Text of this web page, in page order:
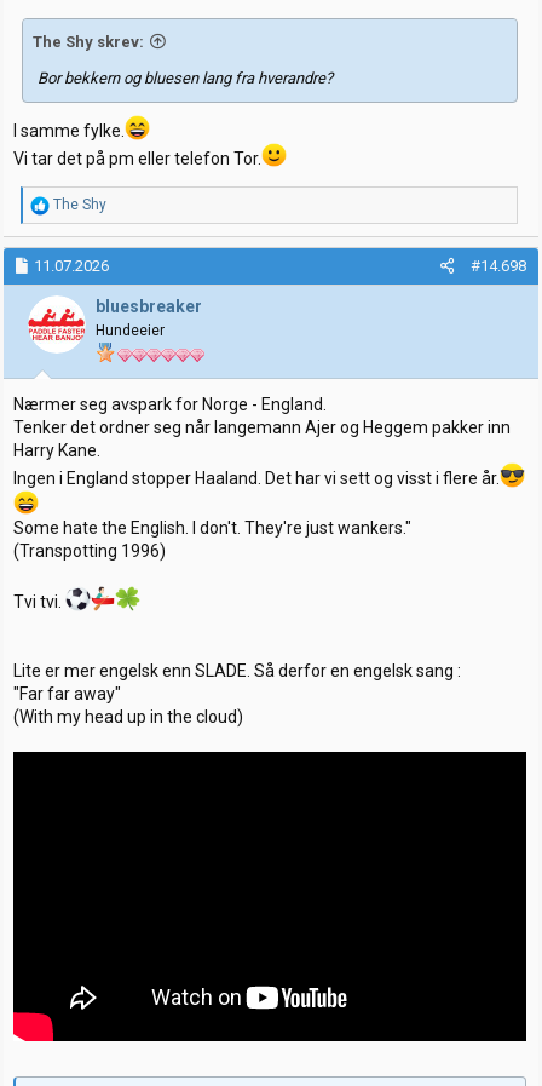
The Shy skrev:
Bor bekkern og bluesen lang fra hverandre?
I samme fylke.
Vi tar det på pm eller telefon Tor.
R
e
a
k
s
j
o
n
e
r
:
The Shy
11.07.2026 #14.698
bluesbreaker
Hundeeier
Nærmer seg avspark for Norge - England.
Tenker det ordner seg når langemann Ajer og Heggem pakker inn
Harry Kane.
Ingen i England stopper Haaland. Det har vi sett og visst i flere år.
Some hate the English. I don't. They're just wankers."
(Transpotting 1996)
Tvi tvi.
Lite er mer engelsk enn SLADE. Så derfor en engelsk sang :
"Far far away"
(With my head up in the cloud)